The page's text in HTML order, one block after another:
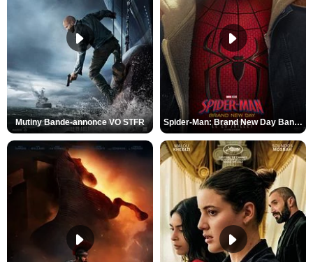
Mutiny Bande-annonce VO STFR Spider-Man: Brand New Day Bande-annonce VO STFR